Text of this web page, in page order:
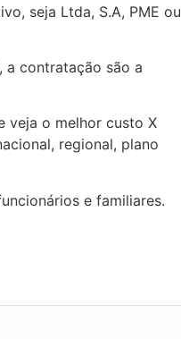
seja Ltda, S.A, PME ou
a contratação são a
veja o melhor custo X
regional, plano
e familiares.